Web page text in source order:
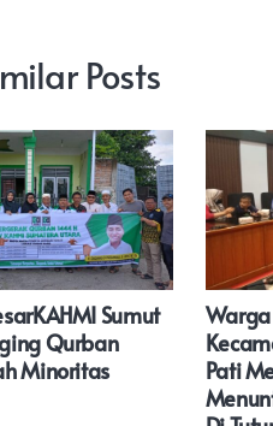
Posts
Sumut
Qurban
Minoritas
Pati